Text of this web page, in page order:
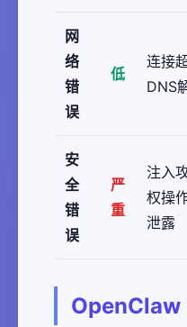
网
络
错
误
低
连接
DNS
安
全
错
误
严
重
注入
权操
泄露
OpenClaw